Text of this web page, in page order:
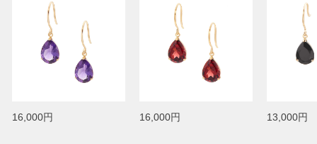
16,000円 16,000円 13,000円